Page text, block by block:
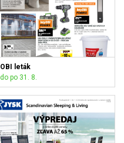
OBI leták
do po 31. 8.